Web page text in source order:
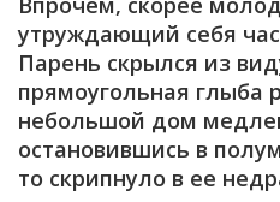
утруждающий себя
Парень скрылся из
прямоугольная глыба
небольшой дом
остановившись в
то скрипнуло в ее